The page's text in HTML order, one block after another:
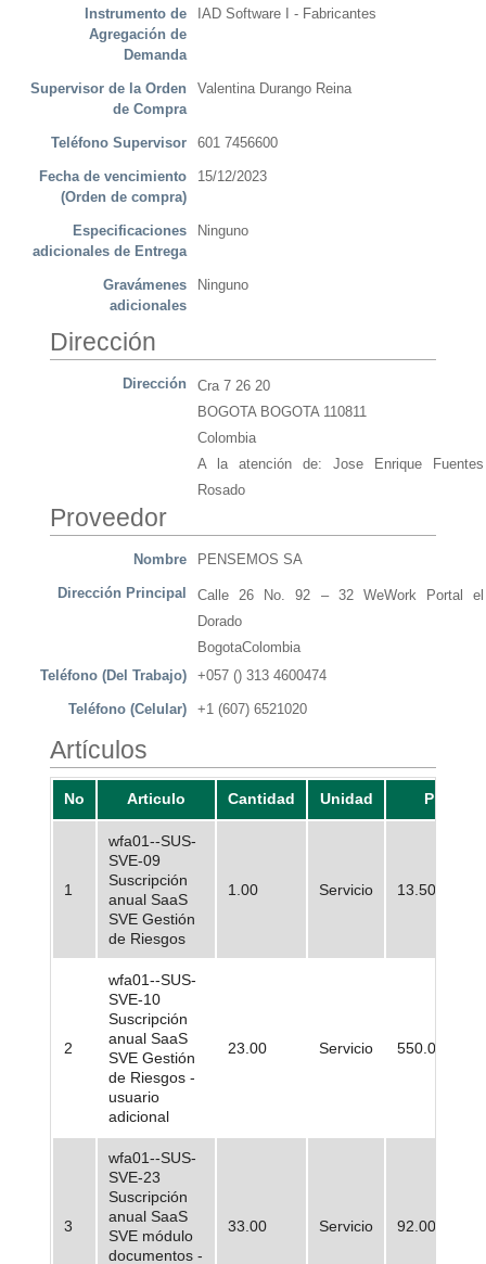
Instrumento de
Agregación de
Demanda
IAD Software I - Fabricantes
Supervisor de la Orden
de Compra
Valentina Durango Reina
Teléfono Supervisor 601 7456600
Fecha de vencimiento
(Orden de compra)
15/12/2023
Especificaciones
adicionales de Entrega
Ninguno
Gravámenes
adicionales
Ninguno
Dirección
Dirección
Cra 7 26 20
BOGOTA BOGOTA 110811
Colombia
A la atención de: Jose Enrique Fuentes
Rosado
Proveedor
Nombre PENSEMOS SA
Dirección Principal
Calle 26 No. 92 – 32 WeWork Portal el
Dorado
BogotaColombia
Teléfono (Del Trabajo)
+057 () 313 4600474
Teléfono (Celular) +1 (607) 6521020
Artículos
No Articulo Cantidad Unidad Precio
1
wfa01--SUS-
SVE-09
Suscripción
anual SaaS
SVE Gestión
de Riesgos
1.00 Servicio
2
wfa01--SUS-
SVE-10
Suscripción
anual SaaS
SVE Gestión
de Riesgos -
usuario
adicional
23.00 Servicio 550.000,00
3
wfa01--SUS-
SVE-23
Suscripción
anual SaaS
SVE módulo
documentos -
33.00 Servicio 92.000,00